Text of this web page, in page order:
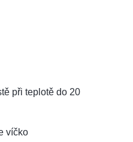
při teplotě do 20
víčko